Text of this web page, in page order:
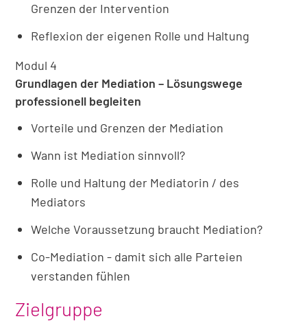
Grenzen der Intervention
Reflexion der eigenen Rolle und Haltung
Modul 4
Grundlagen der Mediation – Lösungswege
professionell begleiten
Vorteile und Grenzen der Mediation
Wann ist Mediation sinnvoll?
Rolle und Haltung der Mediatorin / des
Mediators
Welche Voraussetzung braucht Mediation?
Co-Mediation - damit sich alle Parteien
verstanden fühlen
Zielgruppe